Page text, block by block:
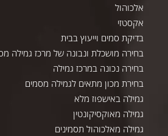
אלכוהול
אקסטזי
בדיקת סמים וייעוץ בבית
בחירה מושכלת ונבונה של מרכז גמילה מסמים
בחירה נכונה במרכז גמילה
בחירת מכון מתאים לגמילה מסמים
גמילה באישפוז מלא
גמילה מאוקסיקונטין
גמילה מאלכוהול תסמינים